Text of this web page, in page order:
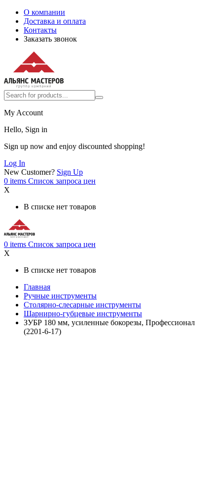
О компании
Доставка и оплата
Контакты
Заказать звонок
My Account
Hello, Sign in
Sign up now and enjoy discounted shopping!
Log In
New Customer? Sign Up
0 items Список запроса цен
X
В списке нет товаров
0 items Список запроса цен
X
В списке нет товаров
Главная
Ручные инструменты
Столярно-слесарные инструменты
Шарнирно-губцевые инструменты
ЗУБР 180 мм, усиленные бокорезы, Профессионал
(2201-6-17)